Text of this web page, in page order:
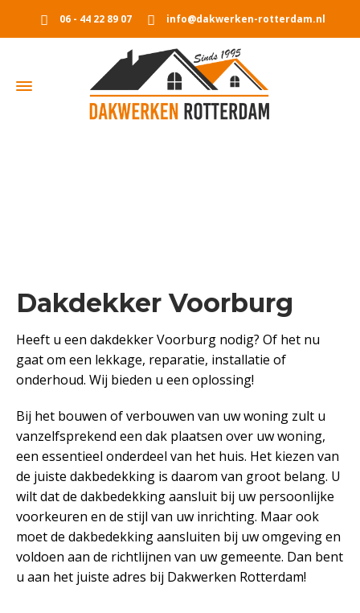
06 - 44 22 89 07 info@dakwerken-rotterdam.nl
Dakdekker Voorburg
Heeft u een dakdekker Voorburg nodig? Of het nu
gaat om een lekkage, reparatie, installatie of
onderhoud. Wij bieden u een oplossing!
Bij het bouwen of verbouwen van uw woning zult u
vanzelfsprekend een dak plaatsen over uw woning,
een essentieel onderdeel van het huis. Het kiezen van
de juiste dakbedekking is daarom van groot belang. U
wilt dat de dakbedekking aansluit bij uw persoonlijke
voorkeuren en de stijl van uw inrichting. Maar ook
moet de dakbedekking aansluiten bij uw omgeving en
voldoen aan de richtlijnen van uw gemeente. Dan bent
u aan het juiste adres bij Dakwerken Rotterdam!